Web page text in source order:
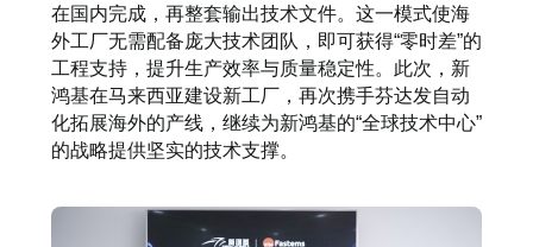
在国内完成，再整套输出技术文件。这一模式使海
外工厂无需配备庞大技术团队，即可获得“零时差”的
工程支持，提升生产效率与质量稳定性。此次，新
鸿基在马来西亚建设新工厂，再次携手芬达发自动
化拓展海外的产线，继续为新鸿基的“全球技术中心”
的战略提供坚实的技术支撑。